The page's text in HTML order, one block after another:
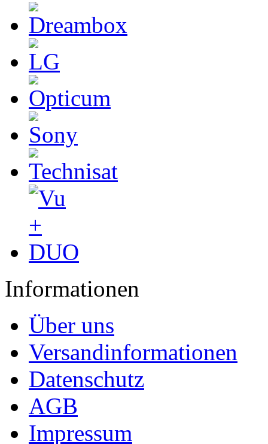
Informationen
Über uns
Versandinformationen
Datenschutz
AGB
Impressum